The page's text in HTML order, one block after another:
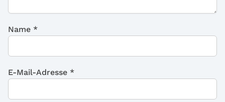
Name *
E-Mail-Adresse *